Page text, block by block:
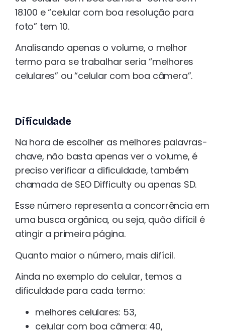
18.100 e “celular com boa resolução para
foto” tem 10.
Analisando apenas o volume, o melhor
termo para se trabalhar seria “melhores
celulares” ou “celular com boa câmera”.
Dificuldade
Na hora de escolher as melhores palavras-
chave, não basta apenas ver o volume, é
preciso verificar a dificuldade, também
chamada de SEO Difficulty ou apenas SD.
Esse número representa a concorrência em
uma busca orgânica, ou seja, quão difícil é
atingir a primeira página.
Quanto maior o número, mais difícil.
Ainda no exemplo do celular, temos a
dificuldade para cada termo:
melhores celulares: 53,
celular com boa câmera: 40,